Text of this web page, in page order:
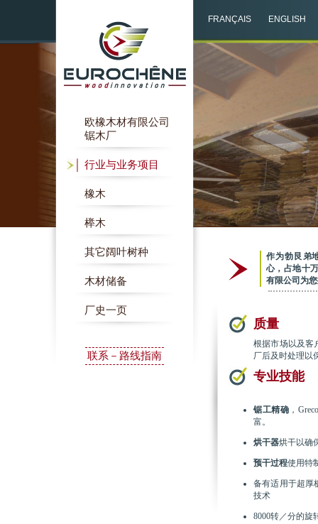
欧橡木材有限公司
锯木厂
行业与业务项目
橡木
榉木
其它阔叶树种
木材储备
厂史一页
联系－路线指南
FRANÇAIS ENGLISH
作为勃艮弟
心，占地十
有限公司为
质量
根据市场以及客
厂后及时处理以
专业技能
锯工精确 ，
富。
烘干器烘干以确
预干过程使用特
备有适用于超厚
技术
8000转／分的旋